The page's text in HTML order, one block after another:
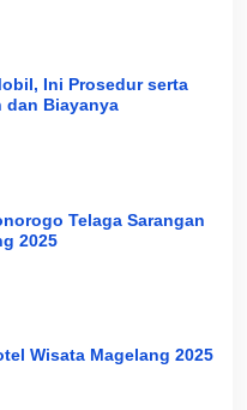
Ini Prosedur serta
dan Biayanya
Telaga Sarangan
2025
Wisata Magelang 2025